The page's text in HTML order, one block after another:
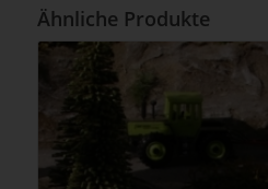
Ähnliche Produkte